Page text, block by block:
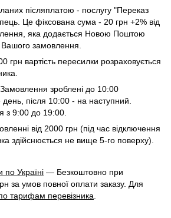
післяплатою - послугу "Переказ
Це фіксована сума - 20 грн +2% від
яка додається Новою Поштою
замовлення.
грн вартість пересилки розраховується
зроблені до 10:00
після 10:00 - на наступний.
з 9:00 до 19:00.
від 2000 грн (під час відключення
здійснюється не вище 5-го поверху).
Україні — Безкоштовно при
за умов повної оплати заказу. Для
тарифам перевізника